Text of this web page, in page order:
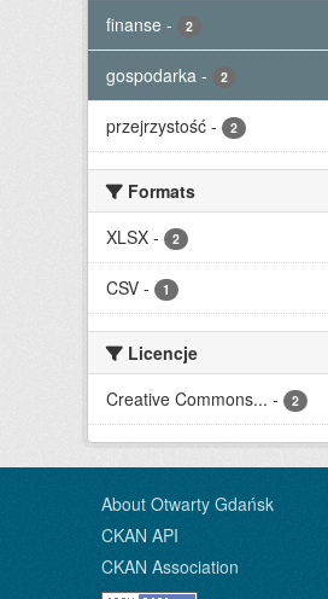
finanse - 2
gospodarka - 2
przejrzystość - 2
Formats
XLSX - 2
CSV - 1
Licencje
Creative Commons... - 2
About Otwarty Gdańsk
CKAN API
CKAN Association